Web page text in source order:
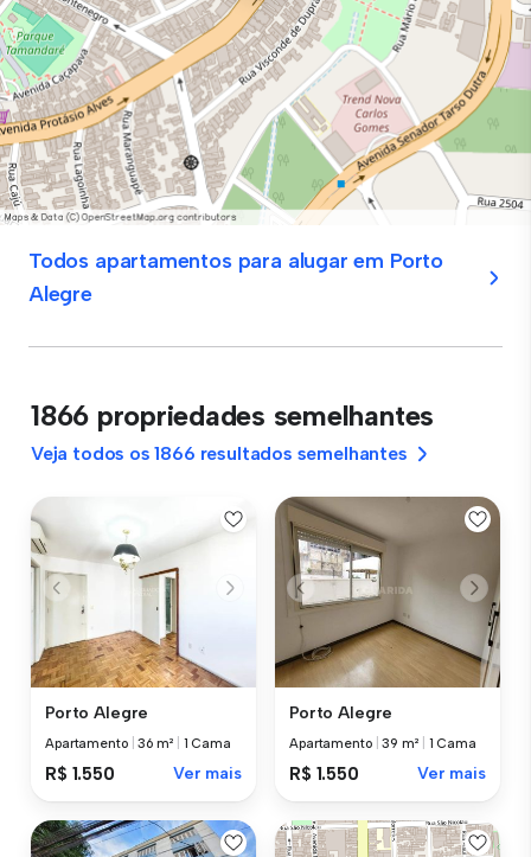
Todos apartamentos para alugar em Porto
Alegre
1866 propriedades semelhantes
Veja todos os 1866 resultados semelhantes
Porto Alegre
Apartamento |36 m² 1 Cama
R$ 1.550 Ver mais
Porto Alegre
Apartamento |39 m² 1 Cama
R$ 1.550 Ver mais